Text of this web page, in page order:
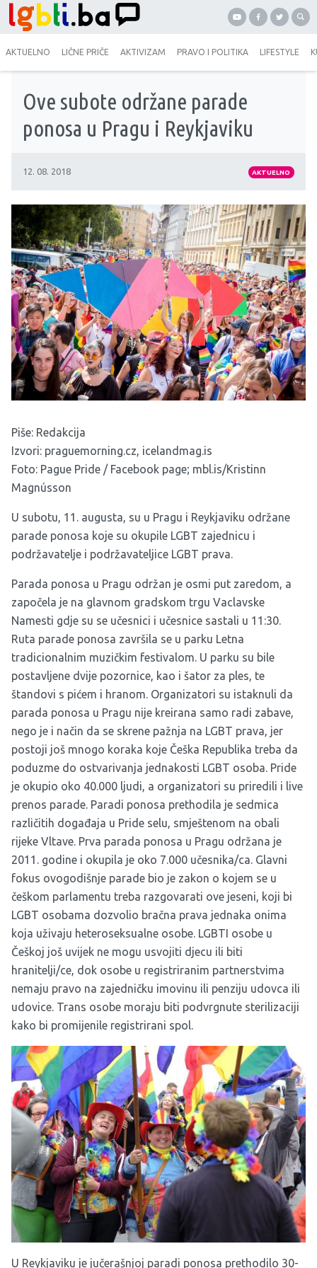
AKTUELNO LIČNE PRIČE AKTIVIZAM PRAVO I POLITIKA LIFESTYLE
Ove subote održane parade
ponosa u Pragu i Reykjaviku
12. 08. 2018 AKTUELNO
Piše: Redakcija
Izvori: praguemorning.cz, icelandmag.is
Foto: Pague Pride / Facebook page; mbl.is/Kristinn
Magnússon
U subotu, 11. augusta, su u Pragu i Reykjaviku održane
parade ponosa koje su okupile LGBT zajednicu i
podržavatelje i podržavateljice LGBT prava.
Parada ponosa u Pragu održan je osmi put zaredom, a
započela je na glavnom gradskom trgu Vaclavske
Namesti gdje su se učesnici i učesnice sastali u 11:30.
Ruta parade ponosa završila se u parku Letna
tradicionalnim muzičkim festivalom. U parku su bile
postavljene dvije pozornice, kao i šator za ples, te
štandovi s pićem i hranom. Organizatori su istaknuli da
parada ponosa u Pragu nije kreirana samo radi zabave,
nego je i način da se skrene pažnja na LGBT prava, jer
postoji još mnogo koraka koje Češka Republika treba da
poduzme do ostvarivanja jednakosti LGBT osoba. Pride
je okupio oko 40.000 ljudi, a organizatori su priredili i live
prenos parade. Paradi ponosa prethodila je sedmica
različitih događaja u Pride selu, smještenom na obali
rijeke Vltave. Prva parada ponosa u Pragu održana je
2011. godine i okupila je oko 7.000 učesnika/ca. Glavni
fokus ovogodišnje parade bio je zakon o kojem se u
češkom parlamentu treba razgovarati ove jeseni, koji bi
LGBT osobama dozvolio bračna prava jednaka onima
koja uživaju heteroseksualne osobe. LGBTI osobe u
Češkoj još uvijek ne mogu usvojiti djecu ili biti
hranitelji/ce, dok osobe u registriranim partnerstvima
nemaju pravo na zajedničku imovinu ili penziju udovca ili
udovice. Trans osobe moraju biti podvrgnute sterilizaciji
kako bi promijenile registrirani spol.
U Reykjaviku je jučerašnjoj paradi ponosa prethodilo 30-